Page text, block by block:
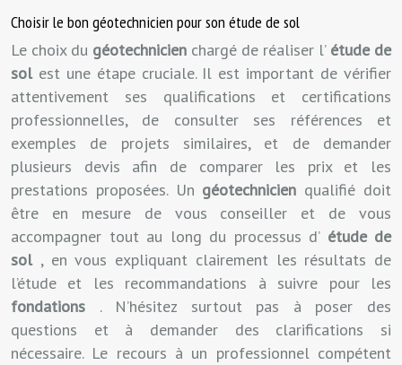
Choisir le bon géotechnicien pour son étude de sol
Le choix du géotechnicien chargé de réaliser l’ étude de
sol est une étape cruciale. Il est important de vérifier
attentivement ses qualifications et certifications
professionnelles, de consulter ses références et
exemples de projets similaires, et de demander
plusieurs devis afin de comparer les prix et les
prestations proposées. Un géotechnicien qualifié doit
être en mesure de vous conseiller et de vous
accompagner tout au long du processus d’ étude de
sol , en vous expliquant clairement les résultats de
l’étude et les recommandations à suivre pour les
fondations . N’hésitez surtout pas à poser des
questions et à demander des clarifications si
nécessaire. Le recours à un professionnel compétent